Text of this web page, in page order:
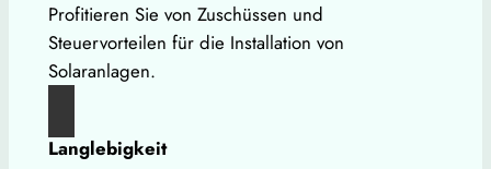
Profitieren Sie von Zuschüssen und
Steuervorteilen für die Installation von
Solaranlagen.
Langlebigkeit